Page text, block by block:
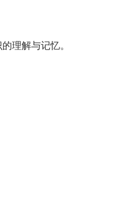
理解与记忆。